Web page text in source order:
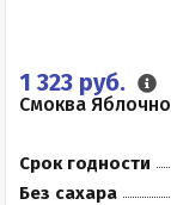
1 323 руб.
Смоква
Срок годности
Без сахара